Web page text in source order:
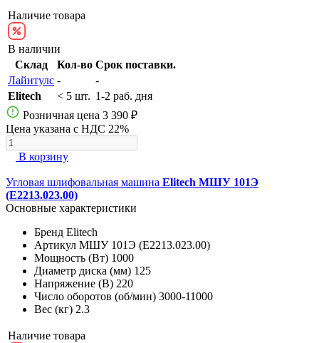
Наличие товара
В наличии
Склад
Кол-во Срок поставки.
Лайнтулс -
-
Elitech
< 5 шт. 1-2 раб. дня
Розничная цена 3 390 ₽
Цена указана с НДС 22%
В корзину
Угловая шлифовальная машина Elitech МШУ 101Э
(E2213.023.00)
Основные характеристики
Бренд Elitech
Артикул МШУ 101Э (E2213.023.00)
Мощность (Вт) 1000
Диаметр диска (мм) 125
Напряжение (В) 220
Число оборотов (об/мин) 3000-11000
Вес (кг) 2.3
Наличие товара